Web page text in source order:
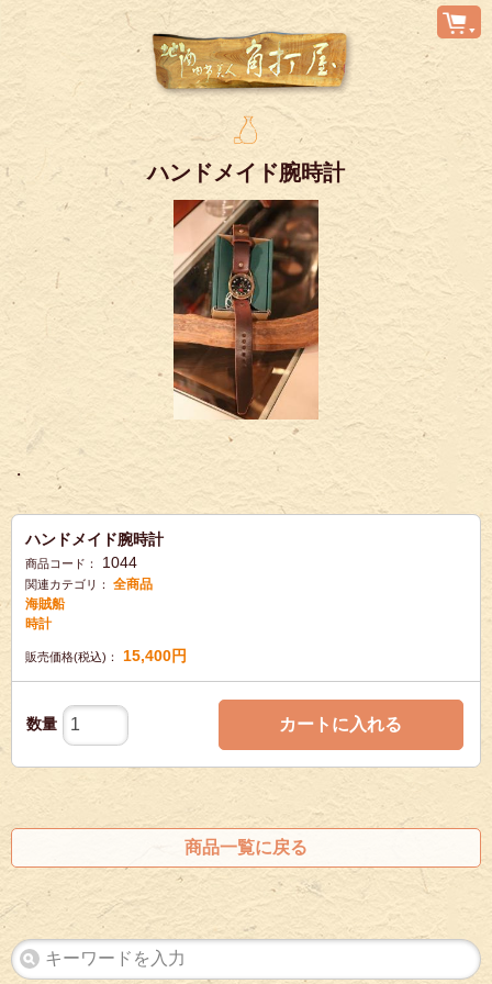
ハンドメイド腕時計
・
ハンドメイド腕時計
商品コード： 1044
関連カテゴリ：
全商品
海賊船
時計
販売価格(税込)： 15,400円
数量 カートに入れる
商品一覧に戻る